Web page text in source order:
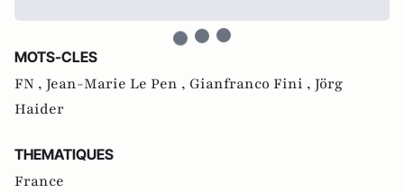
MOTS-CLES
FN , Jean-Marie Le Pen , Gianfranco Fini , Jörg
Haider
THEMATIQUES
France